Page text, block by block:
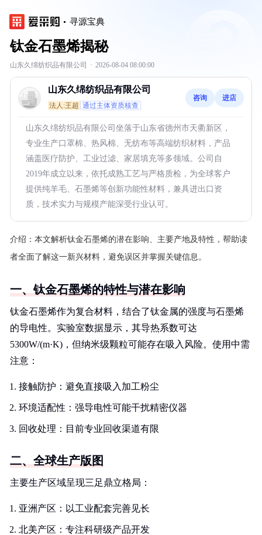
寻源宝典
钛金石墨烯揭秘
山东久绵纺织品有限公司 · 2026-08-04 08:00:00
山东久绵纺织品有限公司
法人:王超 通过主体资质核查
咨询 进店
山东久绵纺织品有限公司坐落于山东省德州市天衢新区，
专业生产口罩棉、热风棉、无纺布等高端纺织材料，产品
涵盖医疗防护、工业过滤、家居填充等多领域。公司自
2019年成立以来，依托成熟工艺与严格质检，为全球客户
提供纯羊毛、石墨烯等创新功能性材料，兼具进出口资
质，技术实力与规模产能深受行业认可。
介绍： 本文解析钛金石墨烯的潜在影响、主要产地及特性，帮助读
者全面了解这一新兴材料，避免误区并掌握关键信息。
一、钛金石墨烯的特性与潜在影响
钛金石墨烯作为复合材料，结合了钛金属的强度与石墨烯
的导电性。实验室数据显示，其导热系数可达
5300W/(m·K)，但纳米级颗粒可能存在吸入风险。使用中需
注意：
接触防护：避免直接吸入加工粉尘
环境适配性：强导电性可能干扰精密仪器
回收处理：目前专业回收渠道有限
二、全球生产版图
主要生产区域呈现三足鼎立格局：
亚洲产区：以工业配套完善见长
北美产区：专注科研级产品开发